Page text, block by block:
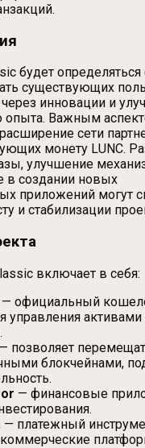
будет
существующих
инновации и
опыта. Важным
сети
монету LUNC.
улучшение
в создании новых
приложений могут
и стабилизации
включает в себя:
— официальный
управления активами
— позволяет
блокчейнами,
— финансовые
— платежный
коммерческие